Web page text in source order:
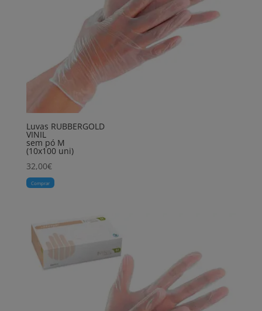
Luvas RUBBERGOLD
VINIL
sem pó M
(10x100 uni)
32,00€
Comprar